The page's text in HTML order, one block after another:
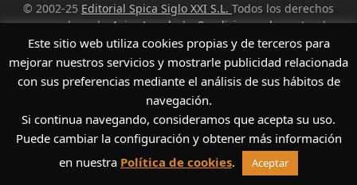
© 2002-25 Editorial Spica Siglo XXI S.L. Todos los derechos
reservados. |Aviso Legal|Condiciones de venta|
Política de Privacidad|Política de cookies
Este sitio web utiliza cookies propias y de terceros para
mejorar nuestros servicios y mostrarle publicidad relacionada
con sus preferencias mediante el análisis de sus hábitos de
navegación.
Si continua navegando, consideramos que acepta su uso.
Puede cambiar la configuración y obtener más información
en nuestra Política de cookies. Aceptar